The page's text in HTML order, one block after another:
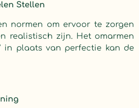
Stellen
normen om ervoor te zorgen
realistisch zijn. Het omarmen
in plaats van perfectie kan de